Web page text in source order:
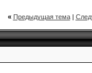
« Предыдущая тема|